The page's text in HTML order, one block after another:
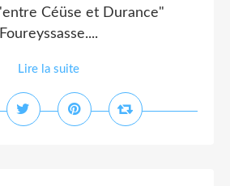
Céüse et Durance"
Lire la suite